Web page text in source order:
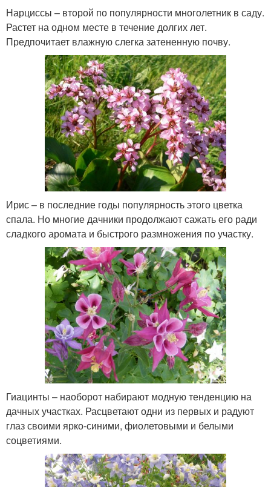
Нарциссы – второй по популярности многолетник в саду.
Растет на одном месте в течение долгих лет.
Предпочитает влажную слегка затененную почву.
Ирис – в последние годы популярность этого цветка
спала. Но многие дачники продолжают сажать его ради
сладкого аромата и быстрого размножения по участку.
Гиацинты – наоборот набирают модную тенденцию на
дачных участках. Расцветают одни из первых и радуют
глаз своими ярко-синими, фиолетовыми и белыми
соцветиями.